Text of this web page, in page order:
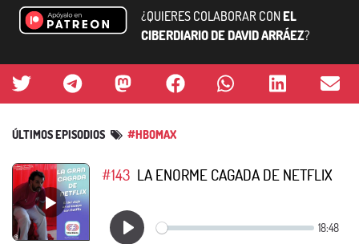
¿QUIERES COLABORAR CONEL
CIBERDIARIO DE DAVID ARRÁEZ?
ÚLTIMOS EPISODIOS #HBOMAX
#143 LA ENORME CAGADA DE NETFLIX